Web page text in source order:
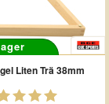
Liten Trä 38mm